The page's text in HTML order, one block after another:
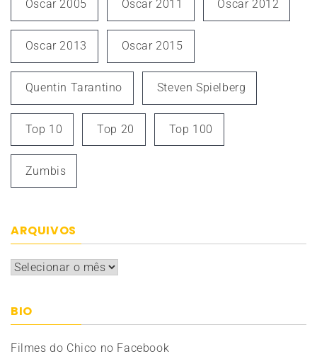
Oscar 2005 Oscar 2011 Oscar 2012
Oscar 2013 Oscar 2015
Quentin Tarantino Steven Spielberg
Top 10 Top 20 Top 100
Zumbis
ARQUIVOS
Arquivos
BIO
Filmes do Chico no Facebook